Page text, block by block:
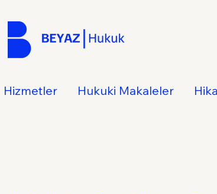
Hizmetler Hukuki Makaleler